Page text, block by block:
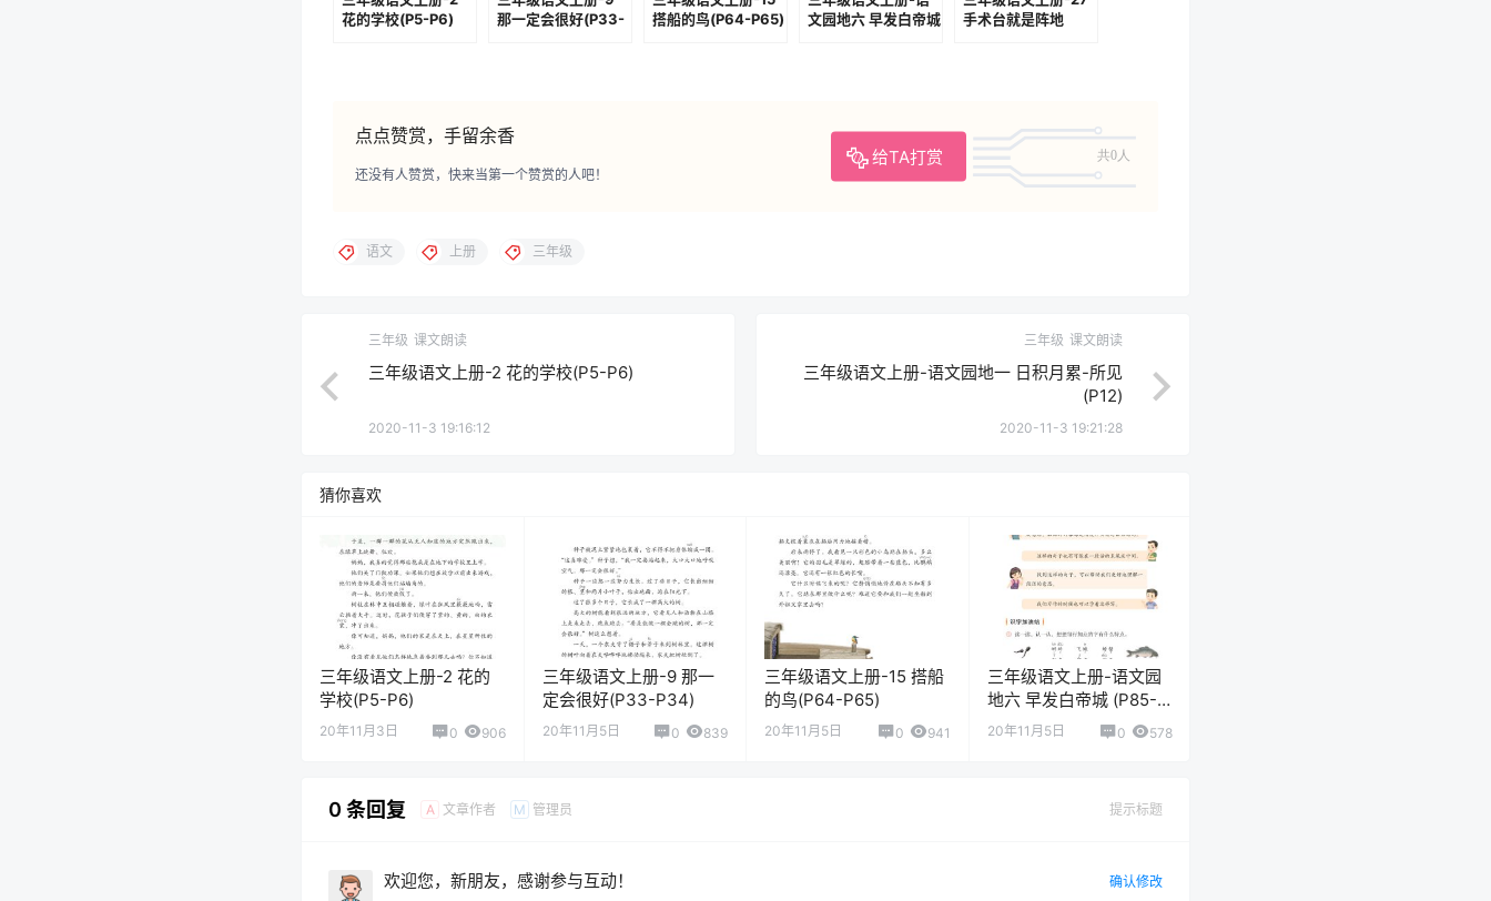
花的学校(P5-P6)
那一定会很好(P33-
搭船的鸟(P64-P65)
文园地六 早发白帝城
手术台就是阵地
点点赞赏，手留余香
给TA打赏 共0人
还没有人赞赏，快来当第一个赞赏的人吧！
语文 上册 三年级
三年级 课文朗读
三年级语文上册-2 花的学校(P5-P6)
2020-11-3 19:16:12
三年级 课文朗读
三年级语文上册-语文园地一 日积月累-所见
(P12)
2020-11-3 19:21:28
猜你喜欢
三年级语文上册-2 花的
学校(P5-P6)
20年11月3日 0 906
三年级语文上册-9 那一
定会很好(P33-P34)
20年11月5日 0 839
三年级语文上册-15 搭船
的鸟(P64-P65)
20年11月5日 0 941
三年级语文上册-语文园
地六 早发白帝城 (P85-
P86)
20年11月5日 0 578
0 条回复 A 文章作者 M 管理员 提示标题
欢迎您，新朋友，感谢参与互动！ 确认修改